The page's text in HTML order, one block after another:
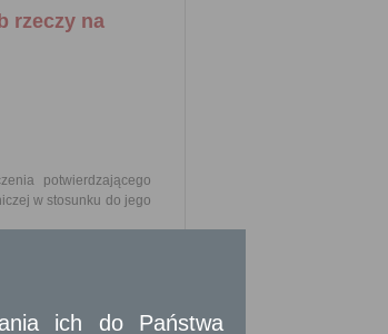
rzeczy na
potwierdzającego
w stosunku do jego
ich do Państwa